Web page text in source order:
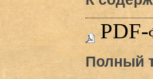
PDF-
Полный